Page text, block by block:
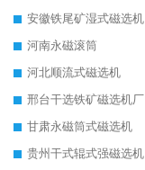
安徽铁尾矿湿式磁选机
河南永磁滚筒
河北顺流式磁选机
邢台干选铁矿磁选机厂
甘肃永磁筒式磁选机
贵州干式辊式强磁选机